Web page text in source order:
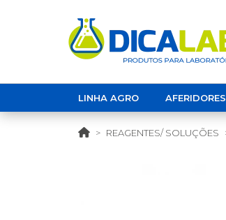
LINHA AGRO AFERIDORES
REAGENTES/ SOLUÇÕES